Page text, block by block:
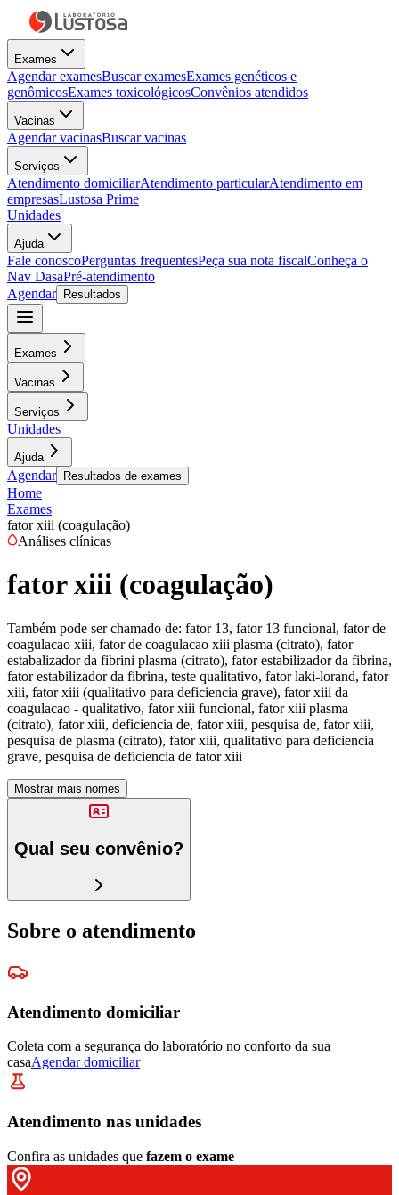
Exames
Agendar examesBuscar examesExames genéticos e
genômicosExames toxicológicosConvênios atendidos
Vacinas
Agendar vacinasBuscar vacinas
Serviços
Atendimento domiciliarAtendimento particularAtendimento em
empresasLustosa Prime
Unidades
Ajuda
Fale conoscoPerguntas frequentesPeça sua nota fiscalConheça o
Nav DasaPré-atendimento
Agendar
Resultados
Exames
Vacinas
Serviços
Unidades
Ajuda
Agendar Resultados de exames
Home
Exames
fator xiii (coagulação)
Análises clínicas
fator xiii (coagulação)
Também pode ser chamado de: fator 13, fator 13 funcional, fator de
coagulacao xiii, fator de coagulacao xiii plasma (citrato), fator
estabalizador da fibrini plasma (citrato), fator estabilizador da fibrina,
fator estabilizador da fibrina, teste qualitativo, fator laki-lorand, fator
xiii, fator xiii (qualitativo para deficiencia grave), fator xiii da
coagulacao - qualitativo, fator xiii funcional, fator xiii plasma
(citrato), fator xiii, deficiencia de, fator xiii, pesquisa de, fator xiii,
pesquisa de plasma (citrato), fator xiii, qualitativo para deficiencia
grave, pesquisa de deficiencia de fator xiii
Mostrar mais nomes
Qual seu convênio?
Sobre o atendimento
Atendimento domiciliar
Coleta com a segurança do laboratório no conforto da sua
casaAgendar domiciliar
Atendimento nas unidades
Confira as unidades que fazem o exame